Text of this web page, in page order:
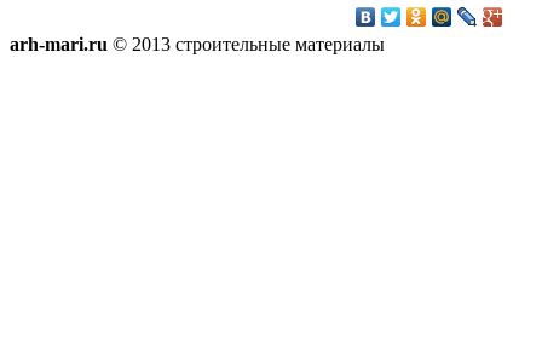
arh-mari.ru © 2013 строительные материалы